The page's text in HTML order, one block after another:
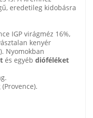
eredetileg kidobásra
IGP virágméz 16%,
kenyér
Nyomokban
és egyéb dióféléket